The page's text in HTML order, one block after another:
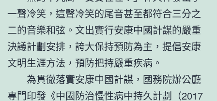
一聲冷笑，這聲冷笑的尾音甚至都符合三分之
二的音樂和弦。文出實行安康中國計謀的嚴重
決議計劃安排，誇大保持預防為主，提倡安康
文明生涯方法，預防把持嚴重疾病。
為貫徹落實安康中國計謀，國務院辦公廳
專門印發《中國防治慢性病中持久計劃（2017